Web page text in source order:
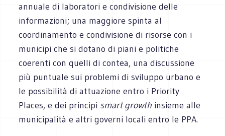
annuale di laboratori e condivisione delle
informazioni; una maggiore spinta al
coordinamento e condivisione di risorse con i
municipi che si dotano di piani e politiche
coerenti con quelli di contea, una discussione
più puntuale sui problemi di sviluppo urbano e
le possibilità di attuazione entro i Priority
Places, e dei principi smart growth insieme alle
municipalità e altri governi locali entro le PPA.